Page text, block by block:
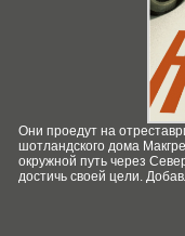
Они проедут на
шотландского дома
окружной путь через
достичь своей цели.